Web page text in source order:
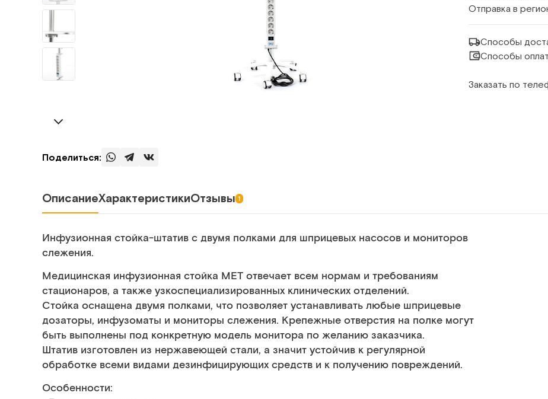
Поделиться:
Отправка в
Способы
Способы
Заказать по
ОписаниеХарактеристикиОтзывы 1
Инфузионная стойка-штатив с двумя полками для шприцевых насосов и мониторов
слежения.
Медицинская инфузионная стойка МЕТ отвечает всем нормам и требованиям
стационаров, а также узкоспециализированных клинических отделений.
Стойка оснащена двумя полками, что позволяет устанавливать любые шприцевые
дозаторы, инфузоматы и мониторы слежения. Крепежные отверстия на полке могут
быть выполнены под конкретную модель монитора по желанию заказчика.
Штатив изготовлен из нержавеющей стали, а значит устойчив к регулярной
обработке всеми видами дезинфицирующих средств и к получению повреждений.
Особенности: